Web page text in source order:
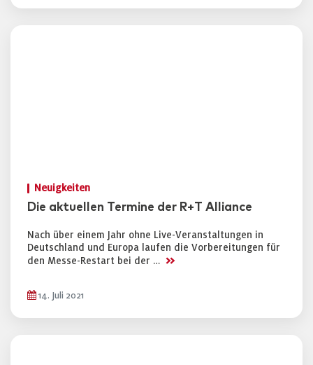
Neuigkeiten
Die aktuellen Termine der R+T Alliance
Nach über einem Jahr ohne Live-Veranstaltungen in
Deutschland und Europa laufen die Vorbereitungen für
den Messe-Restart bei der … >>
14. Juli 2021